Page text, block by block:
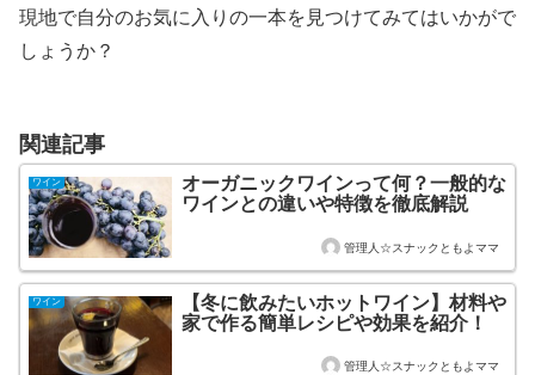
現地で自分のお気に入りの一本を見つけてみてはいかがで
しょうか？
関連記事
ワイン
オーガニックワインって何？一般的な
ワインとの違いや特徴を徹底解説
管理人☆スナックともよママ
ワイン
【冬に飲みたいホットワイン】材料や
家で作る簡単レシピや効果を紹介！
管理人☆スナックともよママ